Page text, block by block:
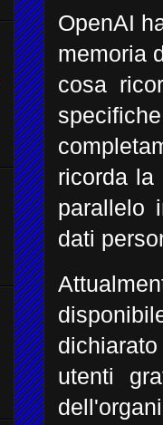
OpenAI
memoria
cosa
ricorda la
parallelo
dati
utenti